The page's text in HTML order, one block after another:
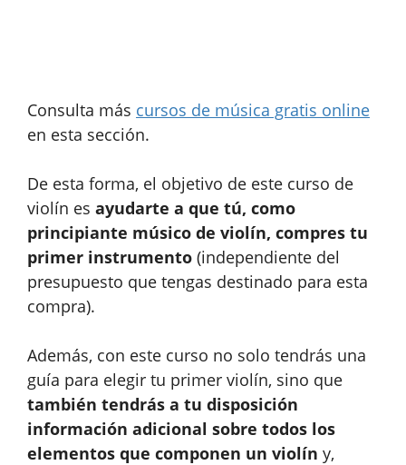
Consulta más cursos de música gratis online
en esta sección.
De esta forma, el objetivo de este curso de
violín es ayudarte a que tú, como
principiante músico de violín, compres tu
primer instrumento (independiente del
presupuesto que tengas destinado para esta
compra).
Además, con este curso no solo tendrás una
guía para elegir tu primer violín, sino que
también tendrás a tu disposición
información adicional sobre todos los
elementos que componen un violín y,